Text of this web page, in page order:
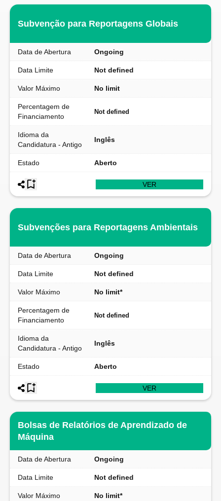
Subvenção para Reportagens Globais
Data de Abertura Ongoing
Data Limite Not defined
Valor Máximo No limit
Percentagem de
Financiamento
Not defined
Idioma da
Candidatura - Antigo
Inglês
Estado Aberto
VER
Subvenções para Reportagens Ambientais
Data de Abertura Ongoing
Data Limite Not defined
Valor Máximo No limit*
Percentagem de
Financiamento
Not defined
Idioma da
Candidatura - Antigo
Inglês
Estado Aberto
VER
Bolsas de Relatórios de Aprendizado de
Máquina
Data de Abertura Ongoing
Data Limite Not defined
Valor Máximo No limit*